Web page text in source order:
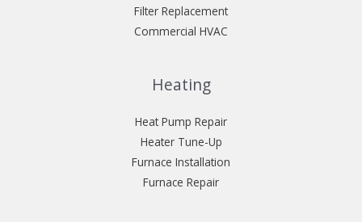
Filter Replacement
Commercial HVAC
Heating
Heat Pump Repair
Heater Tune-Up
Furnace Installation
Furnace Repair